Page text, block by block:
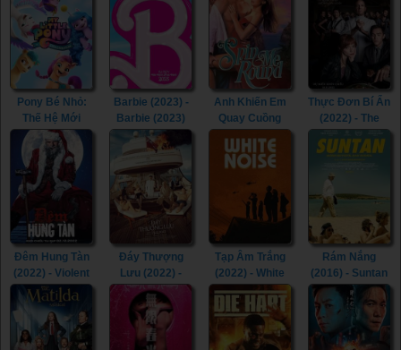
Pony Bé Nhỏ:
Thế Hệ Mới
(2021) - My
Little Pony: A
New Generation
(2021)
Barbie (2023) -
Barbie (2023)
Anh Khiến Em
Quay Cuồng
(2022) - Spin Me
Round (2022)
Thực Đơn Bí Ẩn
(2022) - The
Đêm Hung Tàn
(2022) - Violent
Night (2022)
Đáy Thượng
Lưu (2022) -
Triangle of
Sadness (2022)
Tạp Âm Trắng
(2022) - White
Noise (2022)
Rám Nắng
(2016) - Suntan
(2016)